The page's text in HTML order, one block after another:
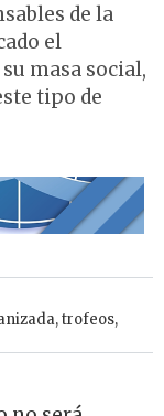
de la
el
masa social,
tipo de
,trofeos,